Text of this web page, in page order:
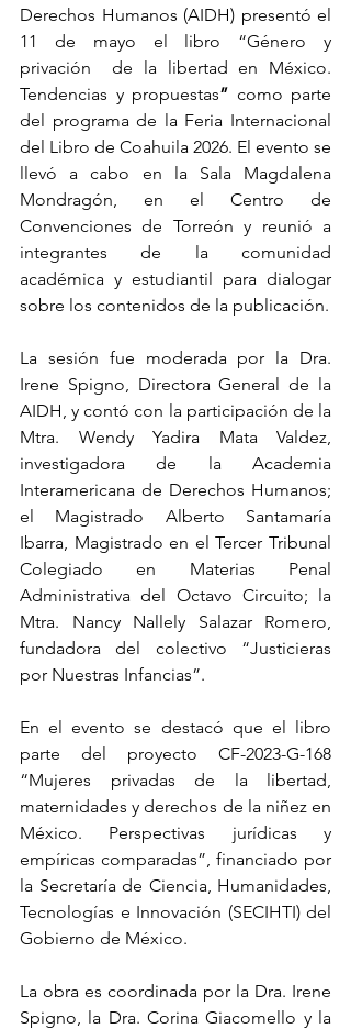
Derechos Humanos (AIDH) presentó el
11 de mayo el libro “Género y
privación  de la libertad en México.
Tendencias y propuestas” como parte
del programa de la Feria Internacional
del Libro de Coahuila 2026. El evento se
llevó a cabo en la Sala Magdalena
Mondragón, en el Centro de
Convenciones de Torreón y reunió a
integrantes de la comunidad
académica y estudiantil para dialogar
sobre los contenidos de la publicación.
La sesión fue moderada por la Dra.
Irene Spigno, Directora General de la
AIDH, y contó con la participación de la
Mtra. Wendy Yadira Mata Valdez,
investigadora de la Academia
Interamericana de Derechos Humanos;
el Magistrado Alberto Santamaría
Ibarra, Magistrado en el Tercer Tribunal
Colegiado en Materias Penal
Administrativa del Octavo Circuito; la
Mtra. Nancy Nallely Salazar Romero,
fundadora del colectivo “Justicieras
por Nuestras Infancias”.
En el evento se destacó que el libro
parte del proyecto CF-2023-G-168
“Mujeres privadas de la libertad,
maternidades y derechos de la niñez en
México. Perspectivas jurídicas y
empíricas comparadas”, financiado por
la Secretaría de Ciencia, Humanidades,
Tecnologías e Innovación (SECIHTI) del
Gobierno de México.
La obra es coordinada por la Dra. Irene
Spigno, la Dra. Corina Giacomello y la